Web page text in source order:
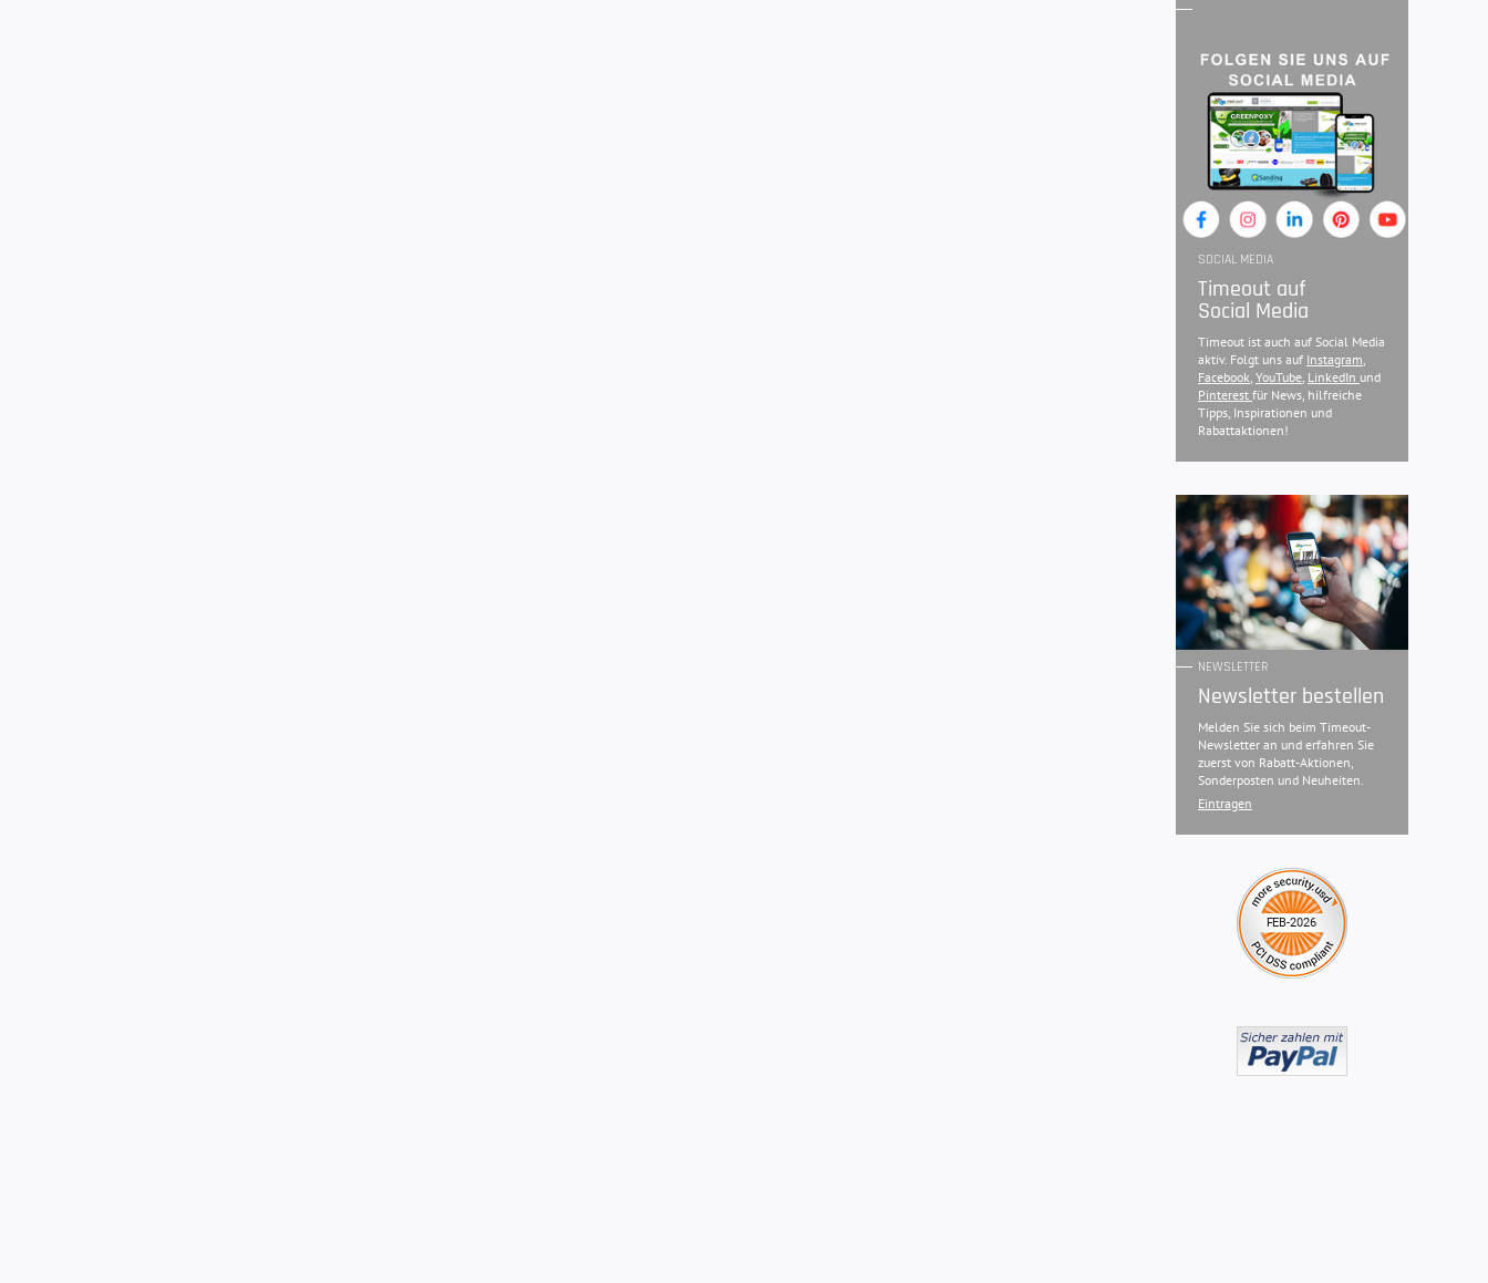
SOCIAL MEDIA
Timeout auf
Social Media
Timeout ist auch auf Social Media
aktiv. Folgt uns auf Instagram,
Facebook, YouTube, LinkedIn und
Pinterest für News, hilfreiche
Tipps, Inspirationen und
Rabattaktionen!
NEWSLETTER
Newsletter bestellen
Melden Sie sich beim Timeout-
Newsletter an und erfahren Sie
zuerst von Rabatt-Aktionen,
Sonderposten und Neuheiten.
Eintragen